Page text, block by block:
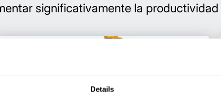
Details
significativamente la